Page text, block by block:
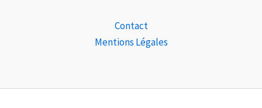
Contact
Mentions Légales